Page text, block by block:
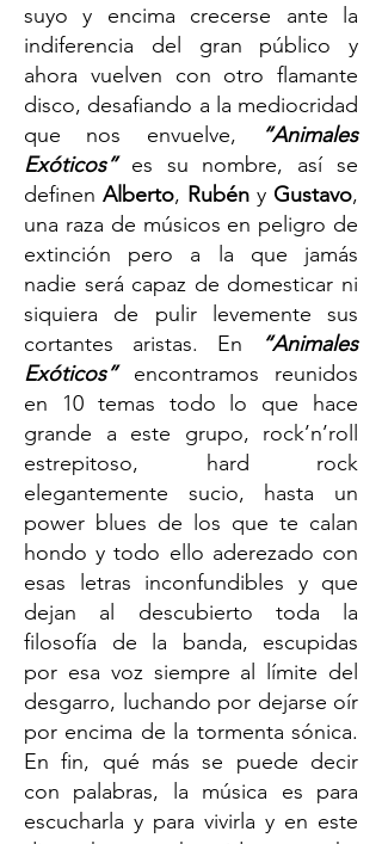
suyo y encima crecerse ante la
indiferencia del gran público y
ahora vuelven con otro flamante
disco, desafiando a la mediocridad
que nos envuelve,
“Animales
Exóticos”es su nombre, así se
definen Alberto, Rubén y Gustavo,
una raza de músicos en peligro de
extinción pero a la que jamás
nadie será capaz de domesticar ni
siquiera de pulir levemente sus
cortantes aristas. En
“Animales
Exóticos”encontramos reunidos
en 10 temas todo lo que hace
grande a este grupo, rock’n’roll
estrepitoso, hard rock
elegantemente sucio, hasta un
power blues de los que te calan
hondo y todo ello aderezado con
esas letras inconfundibles y que
dejan al descubierto toda la
filosofía de la banda, escupidas
por esa voz siempre al límite del
desgarro, luchando por dejarse oír
por encima de la tormenta sónica.
En fin, qué más se puede decir
con palabras, la música es para
escucharla y para vivirla y en este